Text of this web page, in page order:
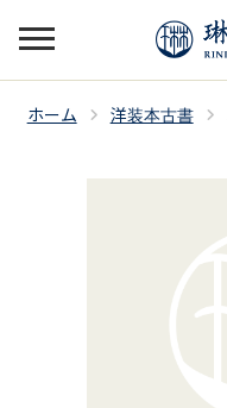
ホーム 洋装本古書